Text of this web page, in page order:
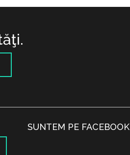
SUNTEM PE FACEBOOK